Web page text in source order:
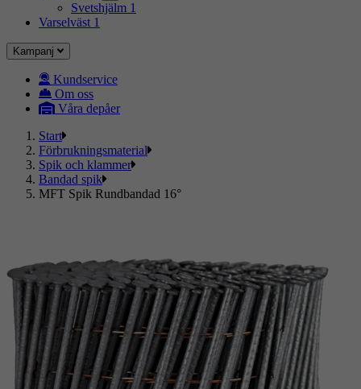
Svetshjälm 1
Varselväst 1
Kampanj
Kundservice
Om oss
Våra depåer
Start
Förbrukningsmaterial
Spik och klammer
Bandad spik
MFT Spik Rundbandad 16°